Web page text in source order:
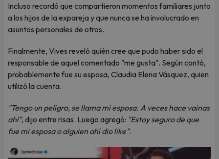
Incluso recordó que compartieron momentos familiares junto
a los hijos de la expareja y que nunca se ha involucrado en
asuntos personales de otros.
Finalmente, Vives reveló quién cree que pudo haber sido el
responsable de aquel comentado "me gusta". Según contó,
probablemente fue su esposa, Claudia Elena Vásquez, quien
utilizó la cuenta.
"Tengo un peligro, se llama mi esposa. A veces hace vainas
ahí", dijo entre risas. Luego agregó: "Estoy seguro de que
fue mi esposa o alguien ahí dio like".